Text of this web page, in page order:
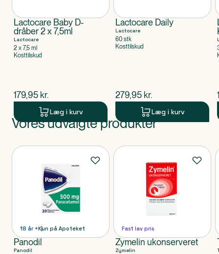
Lactocare Baby D-
dråber 2 x 7,5ml
Lactocare
2 x 7,5 ml
Kosttilskud
$nuværende pris
179,95 kr.
Læg i kurv
Lactocare Daily
Lactocare
60 stk
Kosttilskud
$nuværende pris
279,95 kr.
Læg i kurv
Produkt 1 af 0
Vores udvalgte produkter
Produkter
18 år +Kun på Apoteket
Panodil
Panodil
Fast lav pris
Zymelin ukonserveret
Zymelin